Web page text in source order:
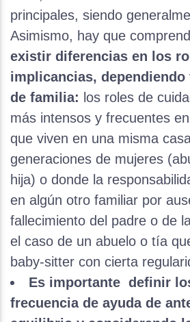
principales, siendo
Asimismo, hay que
existir diferencias en los
implicancias,
de familia: los roles de
más intensos y frecuentes
que viven en una misma
generaciones de mujeres
hija) o donde la
en algún otro familiar por
fallecimiento del padre o de
el caso de un abuelo o tía
baby-sitter con cierta
Es importante definir
frecuencia de ayuda de